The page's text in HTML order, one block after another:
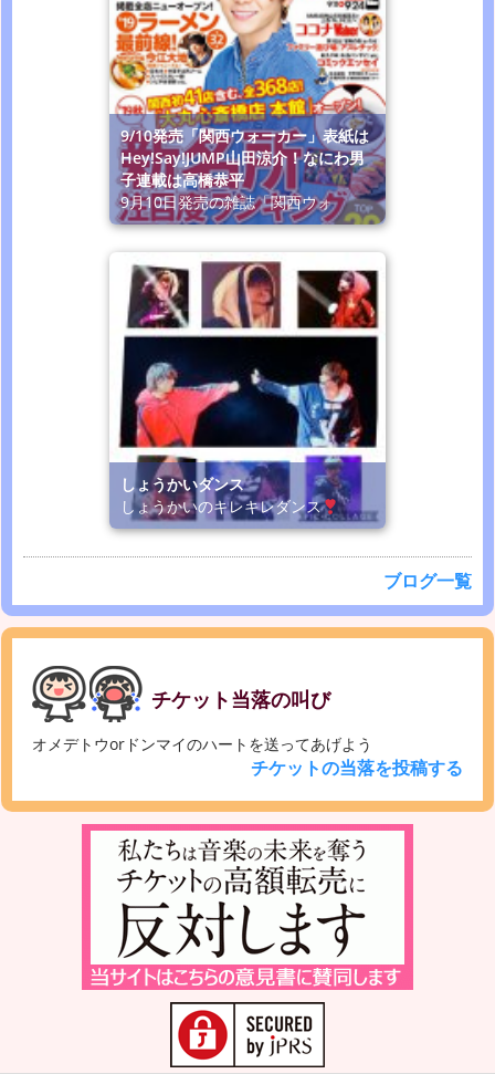
9/10発売「関西ウォーカー」表紙は
Hey!Say!JUMP山田涼介！なにわ男
子連載は高橋恭平
9月10日発売の雑誌「関西ウォ
しょうかいダンス
しょうかいのキレキレダンス
ブログ一覧
チケット当落の叫び
オメデトウorドンマイのハートを送ってあげよう
チケットの当落を投稿する